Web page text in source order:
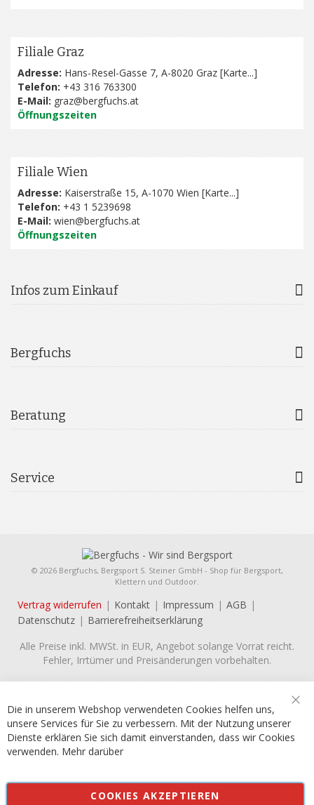
Filiale Graz
Adresse: Hans-Resel-Gasse 7, A-8020 Graz [Karte...]
Telefon: +43 316 763300
E-Mail: graz@bergfuchs.at
Öffnungszeiten
Filiale Wien
Adresse: Kaiserstraße 15, A-1070 Wien [Karte...]
Telefon: +43 1 5239698
E-Mail: wien@bergfuchs.at
Öffnungszeiten
Infos zum Einkauf
Bergfuchs
Beratung
Service
© 2026 Bergfuchs, Bergsport S. Steiner GmbH - Shop für Bergsport,
Klettern und Outdoor.
Vertrag widerrufen Kontakt Impressum
AGB
Datenschutz
Barrierefreiheitserklärung
Alle Preise inkl. MWSt. in EUR, Angebot solange Vorrat reicht.
Fehler, Irrtümer und Preisänderungen vorbehalten.
Die in unserem Webshop verwendeten Cookies helfen uns,
unsere Services für Sie zu verbessern. Mit der Nutzung unserer
Dienste erklären Sie sich damit einverstanden, dass wir Cookies
verwenden. Mehr darüber
COOKIES AKZEPTIEREN